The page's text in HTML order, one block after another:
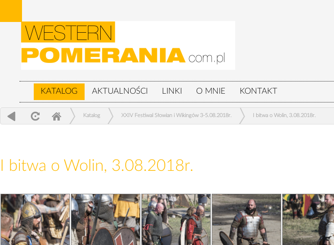
KATALOG AKTUALNOŚCI LINKI O MNIE KONTAKT
Katalog XXIV Festiwal Słowian i Wikingów 3-5.08.2018r. I bitwa o Wolin, 3.08.2018r.
I bitwa o Wolin, 3.08.2018r.